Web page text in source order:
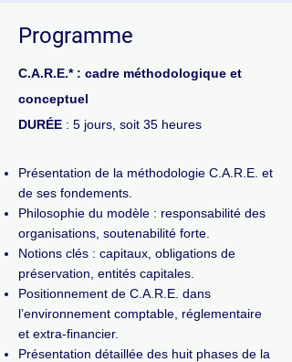
Programme
C.A.R.E.* : cadre méthodologique et
conceptuel
DURÉE : 5 jours, soit 35 heures
Présentation de la méthodologie C.A.R.E. et
de ses fondements.
Philosophie du modèle : responsabilité des
organisations, soutenabilité forte.
Notions clés : capitaux, obligations de
préservation, entités capitales.
Positionnement de C.A.R.E. dans
l’environnement comptable, réglementaire
et extra-financier.
Présentation détaillée des huit phases de la